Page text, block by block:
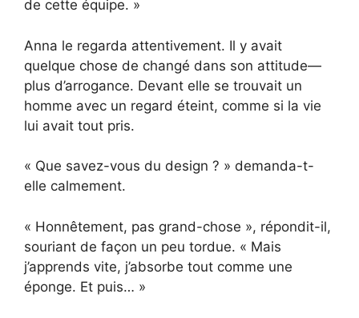
de cette équipe. »
Anna le regarda attentivement. Il y avait
quelque chose de changé dans son attitude—
plus d’arrogance. Devant elle se trouvait un
homme avec un regard éteint, comme si la vie
lui avait tout pris.
« Que savez-vous du design ? » demanda-t-
elle calmement.
« Honnêtement, pas grand-chose », répondit-il,
souriant de façon un peu tordue. « Mais
j’apprends vite, j’absorbe tout comme une
éponge. Et puis… »